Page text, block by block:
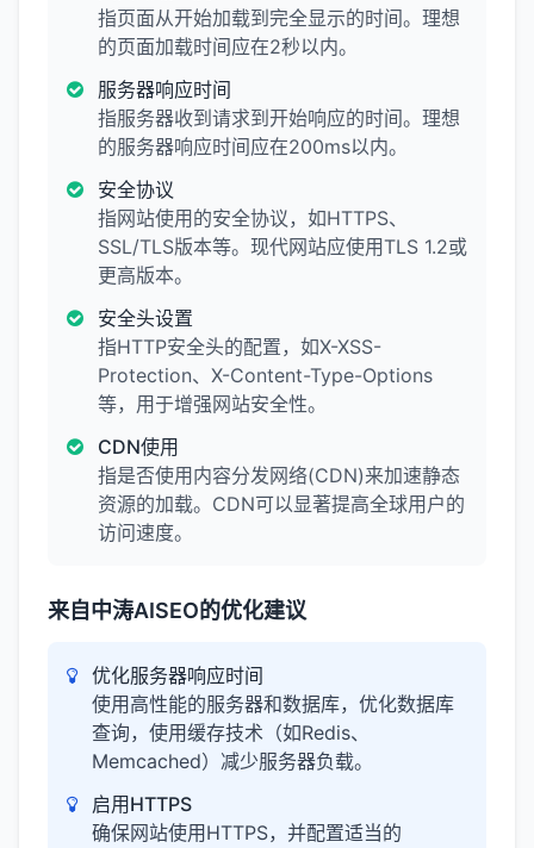
指页面从开始加载到完全显示的时间。理想
的页面加载时间应在2秒以内。
服务器响应时间
指服务器收到请求到开始响应的时间。理想
的服务器响应时间应在200ms以内。
安全协议
指网站使用的安全协议，如HTTPS、
SSL/TLS版本等。现代网站应使用TLS 1.2或
更高版本。
安全头设置
指HTTP安全头的配置，如X-XSS-
Protection、X-Content-Type-Options
等，用于增强网站安全性。
CDN使用
指是否使用内容分发网络(CDN)来加速静态
资源的加载。CDN可以显著提高全球用户的
访问速度。
来自中涛AISEO的优化建议
优化服务器响应时间
使用高性能的服务器和数据库，优化数据库
查询，使用缓存技术（如Redis、
Memcached）减少服务器负载。
启用HTTPS
确保网站使用HTTPS，并配置适当的